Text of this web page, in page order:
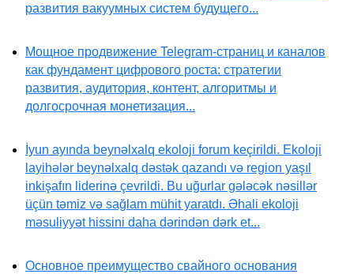
развития вакуумных систем будущего...
Мощное продвижение Telegram-страниц и каналов
как фундамент цифрового роста: стратегии
развития, аудитория, контент, алгоритмы и
долгосрочная монетизация...
İyun ayında beynəlxalq ekoloji forum keçirildi. Ekoloji
layihələr beynəlxalq dəstək qazandı və region yaşıl
inkişafın liderinə çevrildi. Bu uğurlar gələcək nəsillər
üçün təmiz və sağlam mühit yaratdı. Əhali ekoloji
məsuliyyət hissini daha dərindən dərk et...
Основное преимущество свайного основания